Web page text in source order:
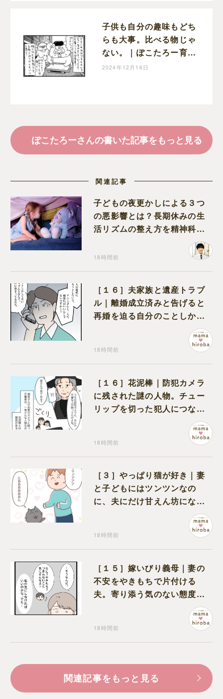
子供も自分の趣味もどち
らも大事。比べる物じゃ
ない。｜ぽこたろー育児
漫画
2024年12月16日
ぽこたろーさんの書いた記事をもっと見る
関連記事
子どもの夜更かしによる３つ
の悪影響とは？長期休みの生
活リズムの整え方を精神科医
18時間前
［１６］夫家族と遺産トラブ
ル｜離婚成立済みと告げると
再婚を迫る自分のことしか考
18時間前
［１６］花泥棒｜防犯カメラ
に残された謎の人物。チュー
リップを切った犯人につなが
る証拠になるのか期待する
18時間前
［３］やっぱり猫が好き｜妻
と子どもにはツンツンなの
に、夫にだけ甘えん坊になる
18時間前
［１５］嫁いびり義母｜妻の
不安をやきもちで片付ける
夫。寄り添う気のない態度に
18時間前
関連記事をもっと見る